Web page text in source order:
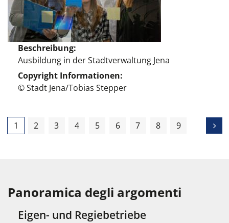
Beschreibung
Ausbildung in der Stadtverwaltung Jena
Copyright Informationen
© Stadt Jena/Tobias Stepper
1 2 3 4 5 6 7 8 9
Panoramica degli argomenti
Eigen- und Regiebetriebe